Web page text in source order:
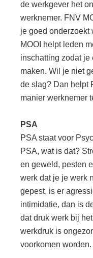
de werkgever het
werknemer. FNV
je goed onderzoekt
MOOI helpt leden
inschatting zodat
maken. Wil je niet
de slag? Dan helpt
manier werknemer
PSA
PSA staat voor
PSA, wat is dat?
en geweld, pesten
werk dat je je werk
gepest, is er
intimidatie, dan is
dat druk werk bij
werkdruk is
voorkomen worden.